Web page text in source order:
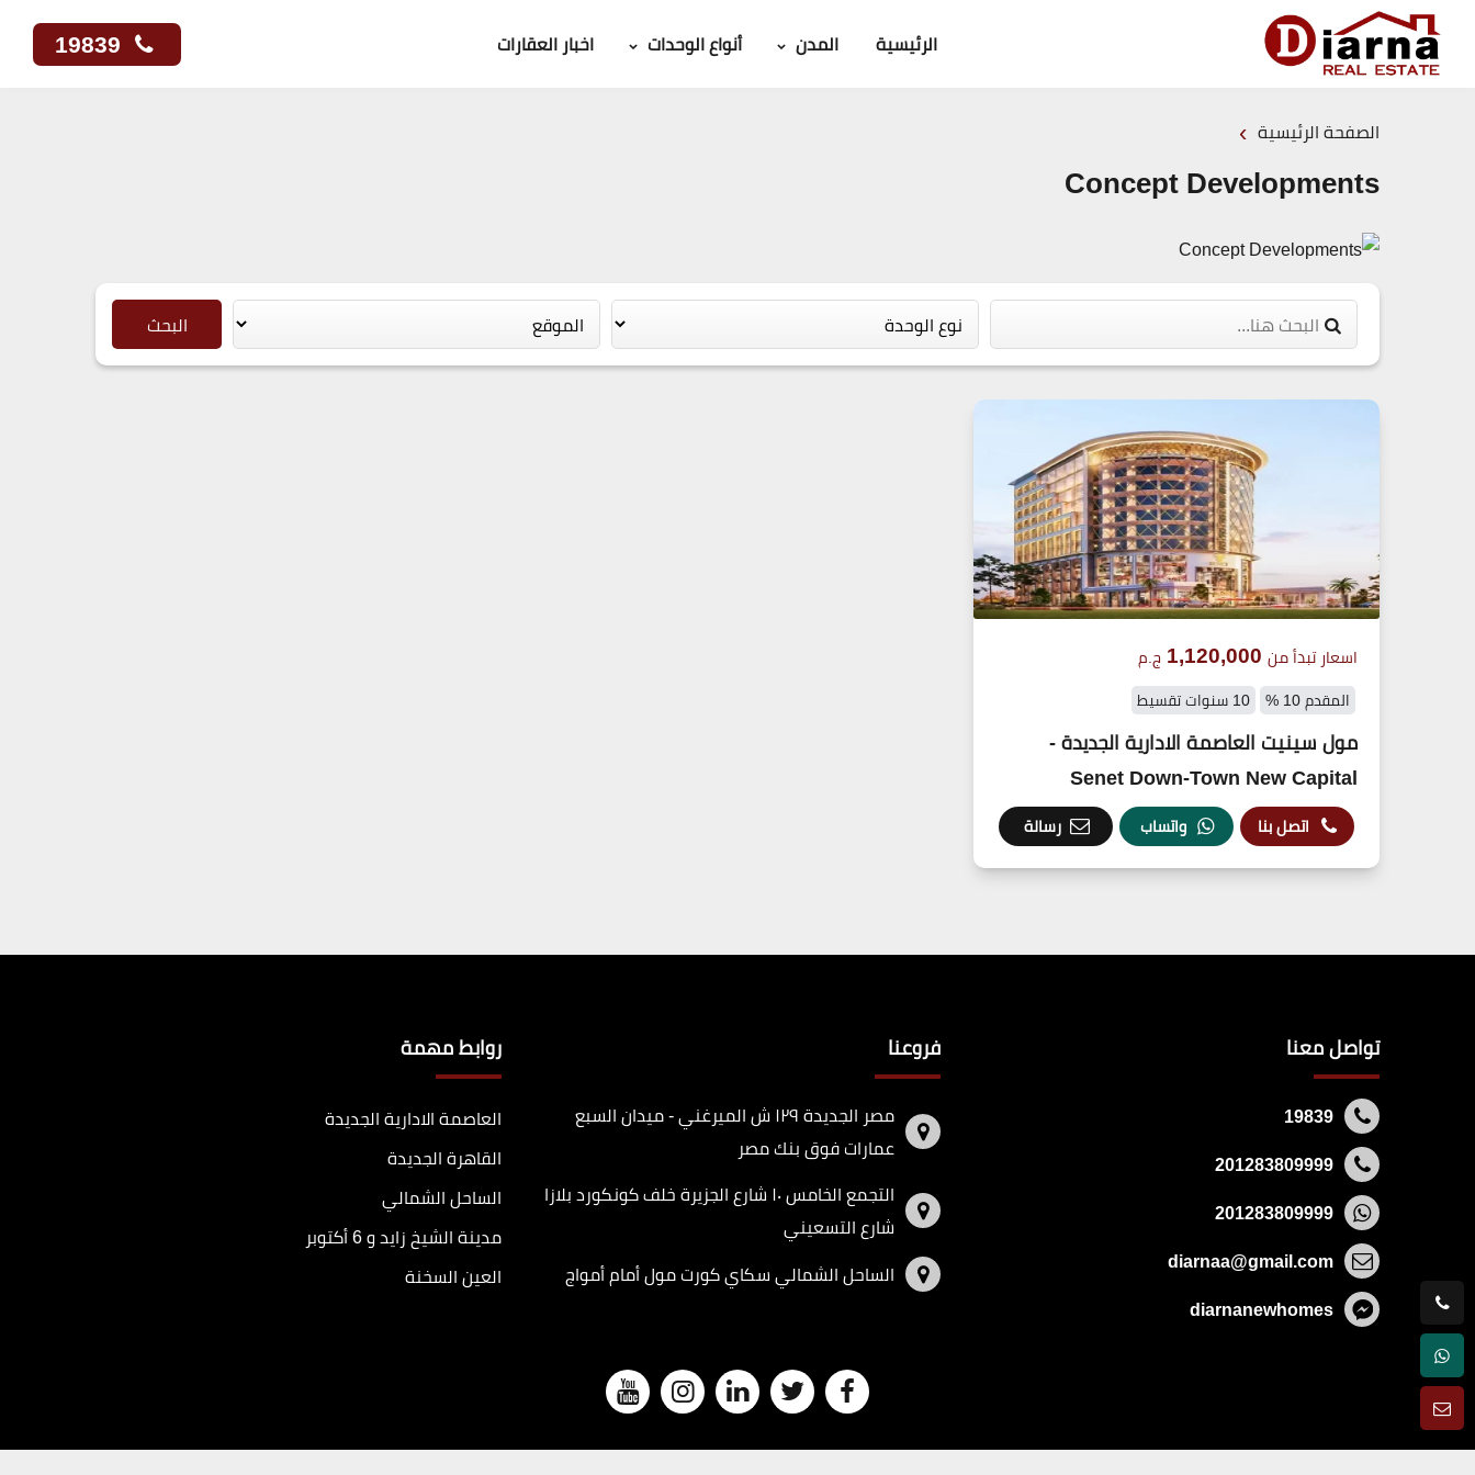
الرئيسية المدن أنواع الوحدات اخبار العقارات
الصفحة الرئيسية ›
Concept Developments
البحث
اسعار تبدأ من 1,120,000 ج.م
المقدم 10 % 10 سنوات تقسيط
مول سينيت العاصمة الادارية الجديدة -
Senet Down-Town New Capital
اتصل بنا واتساب رسالة
تواصل معنا
19839
201283809999
201283809999
diarnaa@gmail.com
diarnanewhomes
فروعنا
مصر الجديدة ١٢٩ ش الميرغني - ميدان السبع
عمارات فوق بنك مصر
التجمع الخامس ١٠ شارع الجزيرة خلف كونكورد بلازا
شارع التسعيني
الساحل الشمالي سكاي كورت مول أمام أمواج
روابط مهمة
العاصمة الادارية الجديدة
القاهرة الجديدة
الساحل الشمالي
مدينة الشيخ زايد و 6 أكتوبر
العين السخنة